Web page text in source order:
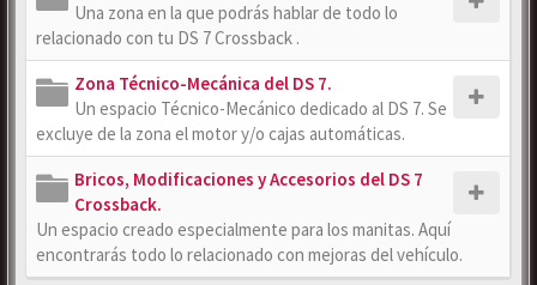
Una zona en la que podrás hablar de todo lo
relacionado con tu DS 7 Crossback .
Zona Técnico-Mecánica del DS 7.
Un espacio Técnico-Mecánico dedicado al DS 7. Se
excluye de la zona el motor y/o cajas automáticas.
Bricos, Modificaciones y Accesorios del DS 7
Crossback.
Un espacio creado especialmente para los manitas. Aquí
encontrarás todo lo relacionado con mejoras del vehículo.